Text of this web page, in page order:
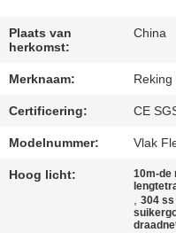
ONS
NIEUWS
VERZOEK
OM EEN
Plaats van
herkomst:
China
Merknaam: Reking
Certificering: CE
Modelnummer: Vlak
Hoog licht:
10m-de
,304